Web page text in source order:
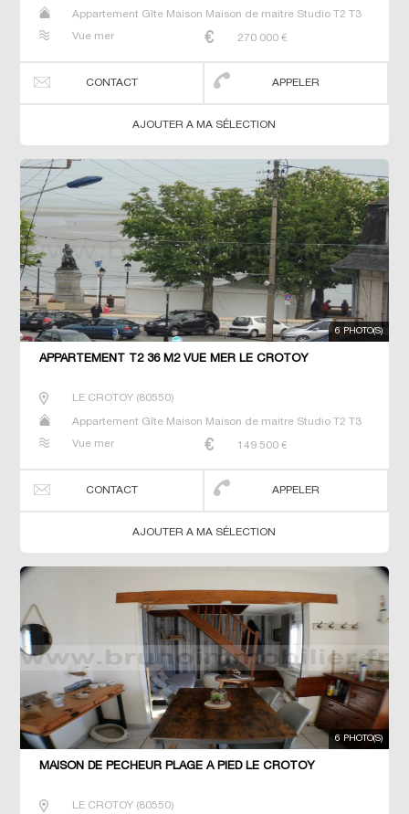
Appartement Gîte Maison Maison de maitre Studio T2 T3
Vue mer
270 000 €
CONTACT APPELER
AJOUTER A MA SÉLECTION
6 PHOTO(S)
APPARTEMENT T2 36 M2 VUE MER LE CROTOY
LE CROTOY(80550)
Appartement Gîte Maison Maison de maitre Studio T2 T3
Vue mer
149 500 €
CONTACT APPELER
AJOUTER A MA SÉLECTION
6 PHOTO(S)
MAISON DE PÊCHEUR PLAGE À PIED LE CROTOY
LE CROTOY(80550)